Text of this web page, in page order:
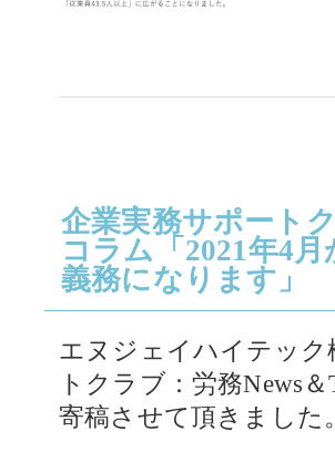
企業実務サポート
コラム「2021年4
義務になります」
エヌジェイハイテッ
トクラブ：労務News
寄稿させて頂きました。